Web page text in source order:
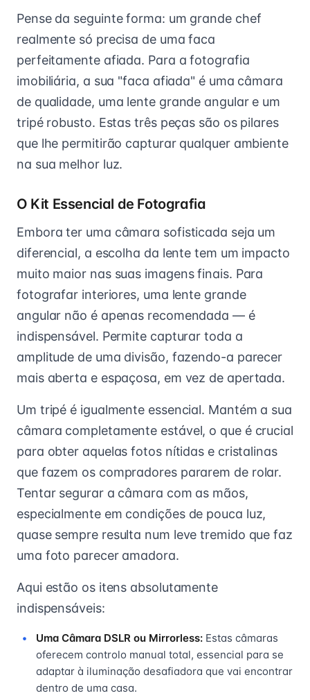
Pense da seguinte forma: um grande chef
realmente só precisa de uma faca
perfeitamente afiada. Para a fotografia
imobiliária, a sua "faca afiada" é uma câmara
de qualidade, uma lente grande angular e um
tripé robusto. Estas três peças são os pilares
que lhe permitirão capturar qualquer ambiente
na sua melhor luz.
O Kit Essencial de Fotografia
Embora ter uma câmara sofisticada seja um
diferencial, a escolha da lente tem um impacto
muito maior nas suas imagens finais. Para
fotografar interiores, uma lente grande
angular não é apenas recomendada — é
indispensável. Permite capturar toda a
amplitude de uma divisão, fazendo-a parecer
mais aberta e espaçosa, em vez de apertada.
Um tripé é igualmente essencial. Mantém a sua
câmara completamente estável, o que é crucial
para obter aquelas fotos nítidas e cristalinas
que fazem os compradores pararem de rolar.
Tentar segurar a câmara com as mãos,
especialmente em condições de pouca luz,
quase sempre resulta num leve tremido que faz
uma foto parecer amadora.
Aqui estão os itens absolutamente
indispensáveis:
Uma Câmara DSLR ou Mirrorless: Estas câmaras
oferecem controlo manual total, essencial para se
adaptar à iluminação desafiadora que vai encontrar
dentro de uma casa.